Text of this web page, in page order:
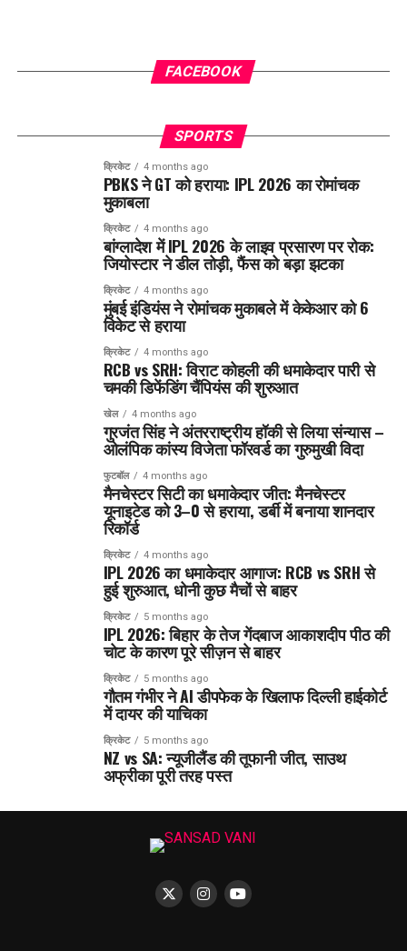
FACEBOOK
SPORTS
क्रिकेट 4 months ago
PBKS ने GT को हराया: IPL 2026 का रोमांचक
मुकाबला
क्रिकेट 4 months ago
बांग्लादेश में IPL 2026 के लाइव प्रसारण पर रोक:
जियोस्टार ने डील तोड़ी, फैंस को बड़ा झटका
क्रिकेट 4 months ago
मुंबई इंडियंस ने रोमांचक मुकाबले में केकेआर को 6
विकेट से हराया
क्रिकेट 4 months ago
RCB vs SRH: विराट कोहली की धमाकेदार पारी से
चमकी डिफेंडिंग चैंपियंस की शुरुआत
खेल 4 months ago
गुरजंत सिंह ने अंतरराष्ट्रीय हॉकी से लिया संन्यास –
ओलंपिक कांस्य विजेता फॉरवर्ड का गुरुमुखी विदा
फुटबॉल 4 months ago
मैनचेस्टर सिटी का धमाकेदार जीत: मैनचेस्टर
यूनाइटेड को 3–0 से हराया, डर्बी में बनाया शानदार
रिकॉर्ड
क्रिकेट 4 months ago
IPL 2026 का धमाकेदार आगाज: RCB vs SRH से
हुई शुरुआत, धोनी कुछ मैचों से बाहर
क्रिकेट 5 months ago
IPL 2026: बिहार के तेज गेंदबाज आकाशदीप पीठ की
चोट के कारण पूरे सीज़न से बाहर
क्रिकेट 5 months ago
गौतम गंभीर ने AI डीपफेक के खिलाफ दिल्ली हाईकोर्ट
में दायर की याचिका
क्रिकेट 5 months ago
NZ vs SA: न्यूजीलैंड की तूफानी जीत, साउथ
अफ्रीका पूरी तरह पस्त